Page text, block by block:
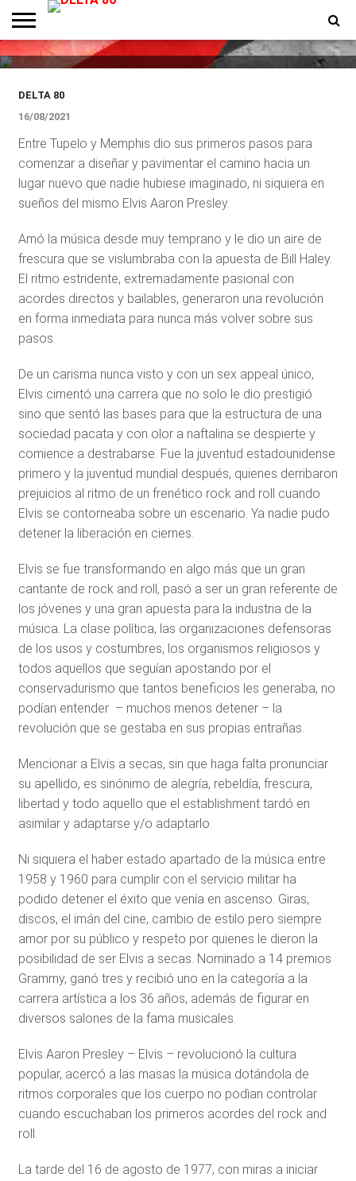
ENTREVISTAS
PREMIOS
PRODUCCIONES
PROGRAMACION
CONTACTO
HOMEPAGE
Elvis, el mito que nació hace 44
años
DELTA 80
16/08/2021
Entre Tupelo y Memphis dio sus primeros pasos para
comenzar a diseñar y pavimentar el camino hacia un
lugar nuevo que nadie hubiese imaginado, ni siquiera en
sueños del mismo Elvis Aaron Presley.
Amó la música desde muy temprano y le dio un aire de
frescura que se vislumbraba con la apuesta de Bill Haley.
El ritmo estridente, extremadamente pasional con
acordes directos y bailables, generaron una revolución
en forma inmediata para nunca más volver sobre sus
pasos.
De un carisma nunca visto y con un sex appeal único,
Elvis cimentó una carrera que no solo le dio prestigió
sino que sentó las bases para que la estructura de una
sociedad pacata y con olor a naftalina se despierte y
comience a destrabarse. Fue la juventud estadounidense
primero y la juventud mundial después, quienes derribaron
prejuicios al ritmo de un frenético rock and roll cuando
Elvis se contorneaba sobre un escenario. Ya nadie pudo
detener la liberación en ciernes.
Elvis se fue transformando en algo más que un gran
cantante de rock and roll, pasó a ser un gran referente de
los jóvenes y una gran apuesta para la industria de la
música. La clase política, las organizaciones defensoras
de los usos y costumbres, los organismos religiosos y
todos aquellos que seguían apostando por el
conservadurismo que tantos beneficios les generaba, no
podían entender – muchos menos detener – la
revolución que se gestaba en sus propias entrañas.
Mencionar a Elvis a secas, sin que haga falta pronunciar
su apellido, es sinónimo de alegría, rebeldía, frescura,
libertad y todo aquello que el establishment tardó en
asimilar y adaptarse y/o adaptarlo.
Ni siquiera el haber estado apartado de la música entre
1958 y 1960 para cumplir con el servicio militar ha
podido detener el éxito que venía en ascenso. Giras,
discos, el imán del cine, cambio de estilo pero siempre
amor por su público y respeto por quienes le dieron la
posibilidad de ser Elvis a secas. Nominado a 14 premios
Grammy, ganó tres y recibió uno en la categoría a la
carrera artística a los 36 años, además de figurar en
diversos salones de la fama musicales.
Elvis Aaron Presley – Elvis – revolucionó la cultura
popular, acercó a las masas la música dotándola de
ritmos corporales que los cuerpo no podìan controlar
cuando escuchaban los primeros acordes del rock and
roll.
La tarde del 16 de agosto de 1977, con miras a iniciar